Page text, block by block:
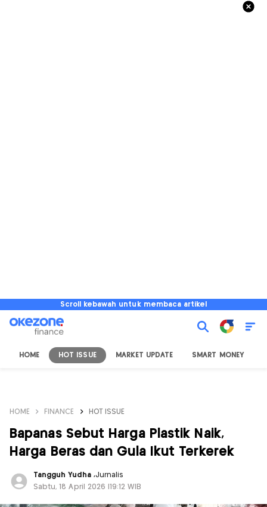
Scroll kebawah untuk membaca artikel
HOME HOT ISSUE MARKET UPDATE SMART MONEY
HOME FINANCE HOT ISSUE
Bapanas Sebut Harga Plastik Naik,
Harga Beras dan Gula Ikut Terkerek
Tangguh Yudha ,Jurnalis
Sabtu, 18 April 2026 |19:12 WIB